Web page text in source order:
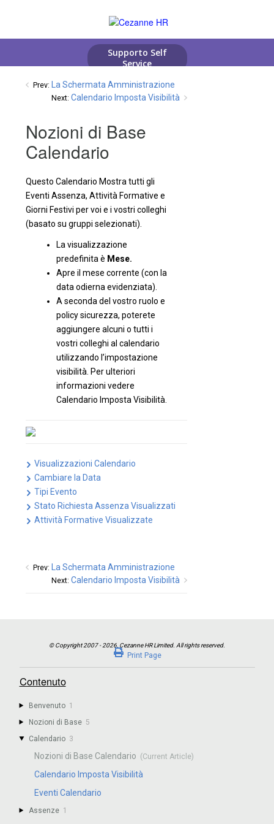
Prev: La Schermata Amministrazione
Next: Calendario Imposta Visibilità
Nozioni di Base
Calendario
Questo Calendario Mostra tutti gli
Eventi Assenza, Attività Formative e
Giorni Festivi per voi e i vostri colleghi
(basato su gruppi selezionati).
La visualizzazione
predefinita è Mese.
Apre il mese corrente (con la
data odierna evidenziata).
A seconda del vostro ruolo e
policy sicurezza, poterete
aggiungere alcuni o tutti i
vostri colleghi al calendario
utilizzando l’impostazione
visibilità. Per ulteriori
informazioni vedere
Calendario Imposta Visibilità.
Visualizzazioni Calendario
Cambiare la Data
Tipi Evento
Stato Richiesta Assenza Visualizzati
Attività Formative Visualizzate
Prev: La Schermata Amministrazione
Next: Calendario Imposta Visibilità
Contenuto
Benvenuto 1
Nozioni di Base 5
Calendario 3
Nozioni di Base Calendario
Calendario Imposta Visibilità
Eventi Calendario
Assenze 1
Print Page